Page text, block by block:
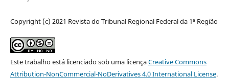
Copyright (c) 2021 Revista do Tribunal Regional Federal da 1ª Região
Este trabalho está licenciado sob uma licençaCreative Commons
Attribution-NonCommercial-NoDerivatives 4.0 International License.